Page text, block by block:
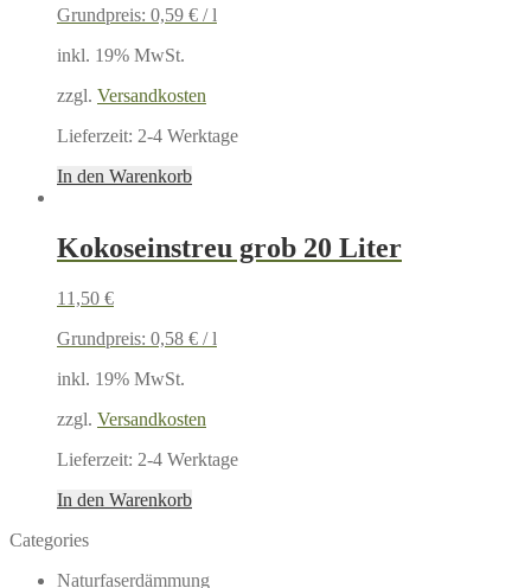
Grundpreis: 0,59 € /l
inkl. 19% MwSt.
zzgl. Versandkosten
Lieferzeit: 2-4 Werktage
In den Warenkorb
Kokoseinstreu grob 20 Liter
11,50 €
Grundpreis: 0,58 € /l
inkl. 19% MwSt.
zzgl. Versandkosten
Lieferzeit: 2-4 Werktage
In den Warenkorb
Categories
Naturfaserdämmung